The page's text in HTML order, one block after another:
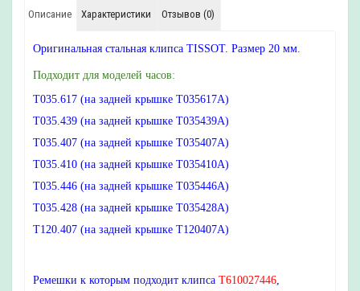
Описание Характеристики Отзывов (0)
Оригинальная стальная клипса TISSOT. Размер 20 мм.
Подходит для моделей часов:
T035.617 (на задней крышке T035617A)
T035.439 (на задней крышке T035439A)
T035.407 (на задней крышке T035407A)
T035.410 (на задней крышке T035410A)
T035.446 (на задней крышке T035446A)
T035.428 (на задней крышке T035428A)
T120.407 (на задней крышке T120407A)
Ремешки к которым подходит клипса T610027446,